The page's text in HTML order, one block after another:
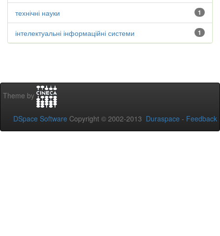
1
технічні науки
1
інтелектуальні інформаційні системи
Theme by
DSpace Software Copyright © 2002-2013 Duraspace - Feedback